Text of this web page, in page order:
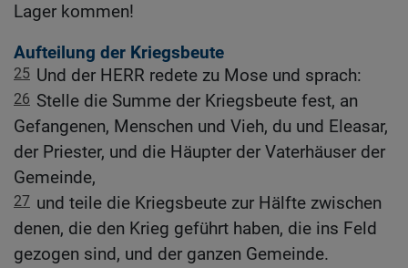
Lager kommen!
Aufteilung der Kriegsbeute
25 Und der HERR redete zu Mose und sprach:
26 Stelle die Summe der Kriegsbeute fest, an
Gefangenen, Menschen und Vieh, du und Eleasar,
der Priester, und die Häupter der Vaterhäuser der
Gemeinde,
27 und teile die Kriegsbeute zur Hälfte zwischen
denen, die den Krieg geführt haben, die ins Feld
gezogen sind, und der ganzen Gemeinde.